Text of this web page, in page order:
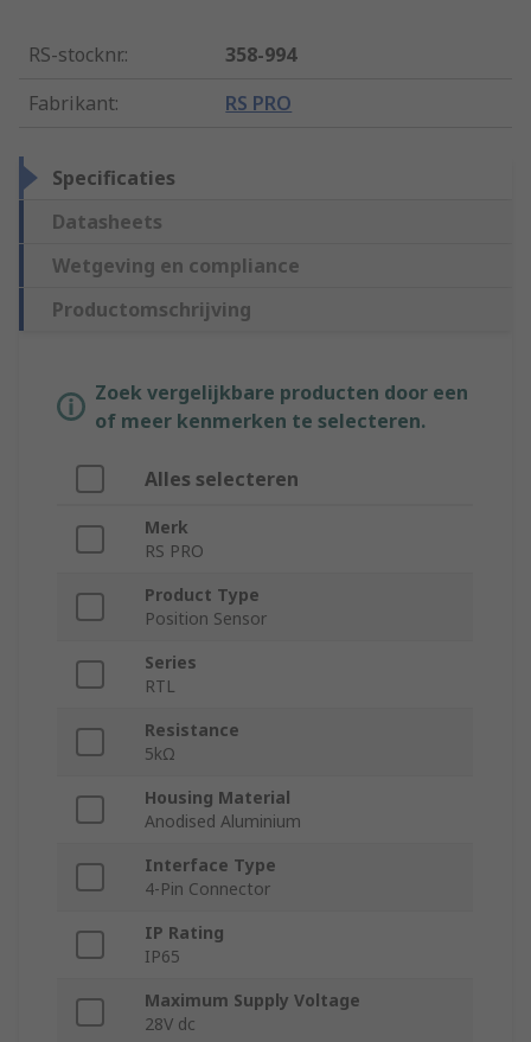
RS-stocknr.:
358-994
Fabrikant: RS PRO
Specificaties
Datasheets
Wetgeving en compliance
Productomschrijving
Zoek vergelijkbare producten door een
of meer kenmerken te selecteren.
Alles selecteren
Merk
RS PRO
Product Type
Position Sensor
Series
RTL
Resistance
5kΩ
Housing Material
Anodised Aluminium
Interface Type
4-Pin Connector
IP Rating
IP65
Maximum Supply Voltage
28V dc